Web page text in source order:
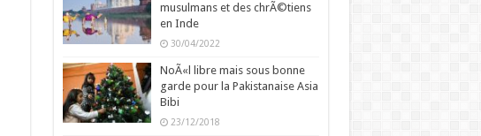
musulmans et des chrÃ©tiens
en Inde
30/04/2022
NoÃ«l libre mais sous bonne
garde pour la Pakistanaise Asia
Bibi
23/12/2018